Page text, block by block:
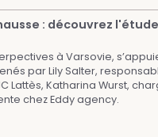
: découvrez
à Varsovie,
par Lily Salter,
Lattès, Katharina Wurst,
chez Eddy agency.